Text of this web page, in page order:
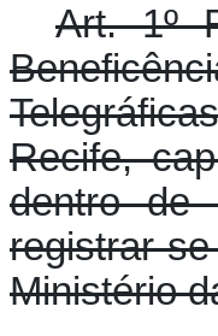
Art. 1º
Recife,
dentro de
registrar-
Ministério